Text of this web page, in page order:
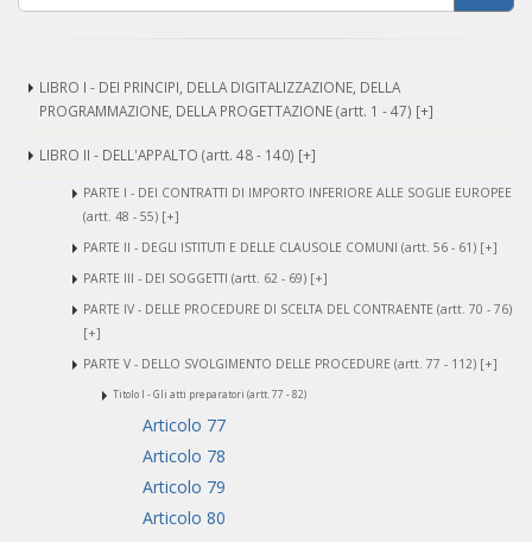
LIBRO I - DEI PRINCIPI, DELLA DIGITALIZZAZIONE, DELLA
PROGRAMMAZIONE, DELLA PROGETTAZIONE (artt. 1 - 47) [+]
LIBRO II - DELL'APPALTO (artt. 48 - 140) [+]
PARTE I - DEI CONTRATTI DI IMPORTO INFERIORE ALLE SOGLIE EUROPEE
(artt. 48 - 55) [+]
PARTE II - DEGLI ISTITUTI E DELLE CLAUSOLE COMUNI (artt. 56 - 61) [+]
PARTE III - DEI SOGGETTI (artt. 62 - 69) [+]
PARTE IV - DELLE PROCEDURE DI SCELTA DEL CONTRAENTE (artt. 70 - 76)
[+]
PARTE V - DELLO SVOLGIMENTO DELLE PROCEDURE (artt. 77 - 112) [+]
Titolo I - Gli atti preparatori (artt. 77 - 82)
Articolo 77
Articolo 78
Articolo 79
Articolo 80